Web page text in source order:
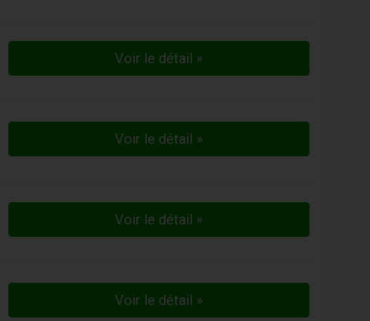
Voir le détail »
Voir le détail »
Voir le détail »
Voir le détail »